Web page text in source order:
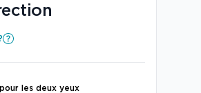
les deux yeux